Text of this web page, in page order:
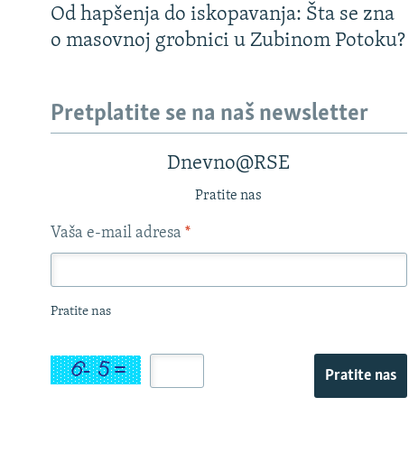
Od hapšenja do iskopavanja: Šta se zna
o masovnoj grobnici u Zubinom Potoku?
Pretplatite se na naš newsletter
Dnevno@RSE
Pratite nas
Vaša e-mail adresa *
Pratite nas
Pratite nas